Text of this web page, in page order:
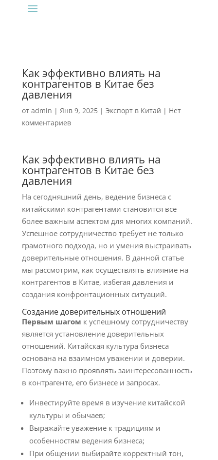
Как эффективно влиять на
контрагентов в Китае без
давления
от admin | Янв 9, 2025| Экспорт в Китай | Нет
комментариев
Как эффективно влиять на
контрагентов в Китае без
давления
На сегодняшний день, ведение бизнеса с
китайскими контрагентами становится все
более важным аспектом для многих компаний.
Успешное сотрудничество требует не только
грамотного подхода, но и умения выстраивать
доверительные отношения. В данной статье
мы рассмотрим, как осуществлять влияние на
контрагентов в Китае, избегая давления и
создания конфронтационных ситуаций.
Создание доверительных отношений
Первым шагом к успешному сотрудничеству
является установление доверительных
отношений. Китайская культура бизнеса
основана на взаимном уважении и доверии.
Поэтому важно проявлять заинтересованность
в контрагенте, его бизнесе и запросах.
Инвестируйте время в изучение китайской
культуры и обычаев;
Выражайте уважение к традициям и
особенностям ведения бизнеса;
При общении выбирайте корректный тон,